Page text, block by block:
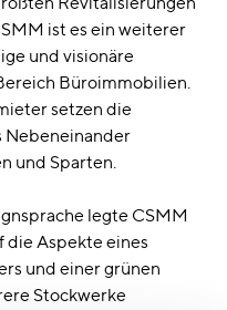
ist es ein weiterer
und visionäre
Büroimmobilien.
setzen die
Nebeneinander
und Sparten.
legte CSMM
die Aspekte eines
und einer grünen
Stockwerke